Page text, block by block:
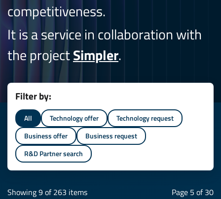
competitiveness.
It is a service in collaboration with
the projectSimpler.
Filter by:
All Technology offer
Technology request
Business offer
Business request
R&D Partner search
Showing 9 of 263 items Page 5 of 30